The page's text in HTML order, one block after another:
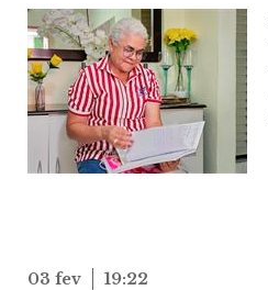
03 fev 19:22